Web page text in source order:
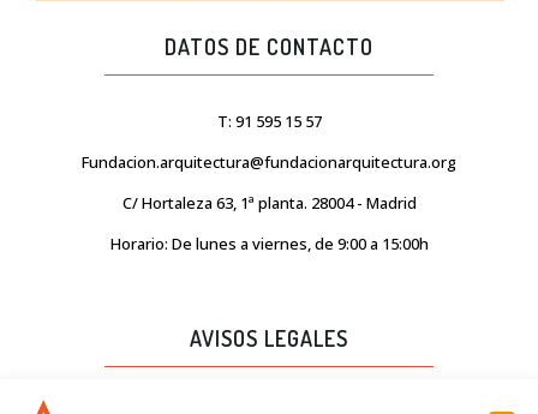
DATOS DE CONTACTO
T: 91 595 15 57
Fundacion.arquitectura@fundacionarquitectura.org
C/ Hortaleza 63, 1ª planta. 28004 - Madrid
Horario: De lunes a viernes, de 9:00 a 15:00h
AVISOS LEGALES